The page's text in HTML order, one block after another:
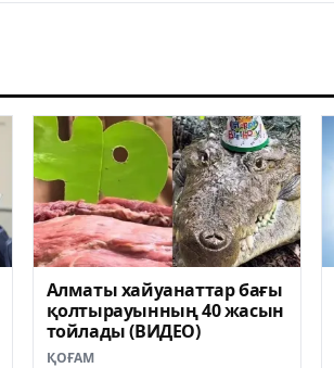
Алматы хайуанаттар бағы
қолтырауынның 40 жасын
тойлады (ВИДЕО)
ҚОҒАМ